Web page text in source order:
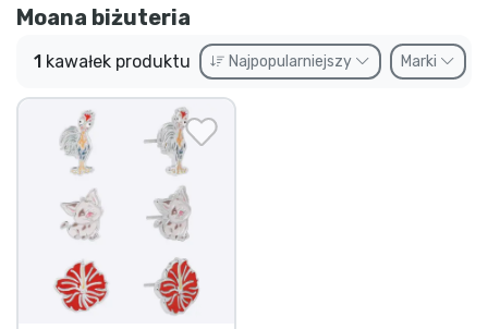
Moana biżuteria
1 kawałek produktu Najpopularniejszy Marki
Przedsprzedaż
Outlet produkty
Wysyłka i płatność
Rzeczy seryjne
Rzeczy filmowe
Wspaniałe rzeczy